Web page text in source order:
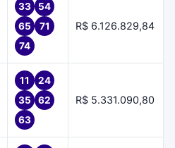
33
54
65
71
74
R$ 6.126.829,84
11
24
35
62
63
R$ 5.331.090,80